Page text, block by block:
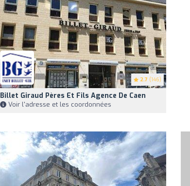
2.7 (146)
Billet Giraud Pères Et Fils Agence De Caen
Voir l'adresse et les coordonnées